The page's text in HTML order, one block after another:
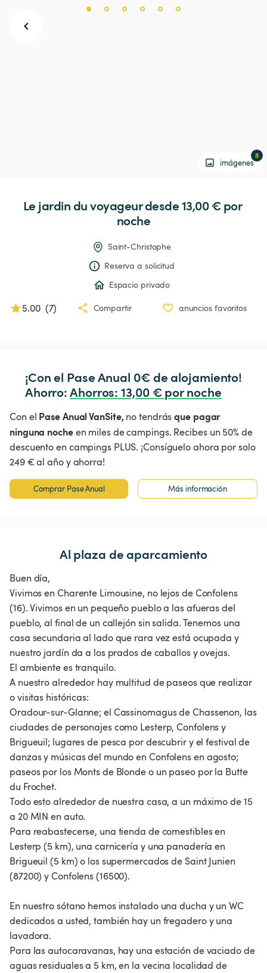
imágenes
8
Le jardinduvoyageur desde 13,00 € por
noche
Saint-Christophe
Reserva a solicitud
Espacio privado
5.00 (7) Compartir anuncios favoritos
¡Con el Pase Anual 0€ de alojamiento!
Ahorro: Ahorros: 13,00 € por noche
Con el Pase Anual VanSite, no tendrásque pagar
ninguna nocheen miles de campings. Recibes un 50% de
descuento en campings PLUS. ¡Consíguelo ahora por solo
249 € al año y ahorra!
Comprar Pase Anual Más información
Al plaza de aparcamiento
Buen día,
Vivimos en Charente Limousine, no lejos de Confolens
(16). Vivimos en un pequeño pueblo a las afueras del
pueblo, al final de un callejón sin salida. Tenemos una
casa secundaria al lado que rara vez está ocupada y
nuestro jardín da a los prados de caballos y ovejas.
El ambiente es tranquilo.
A nuestro alrededor hay multitud de paseos que realizar
o visitas históricas:
Oradour-sur-Glanne; el Cassinomagus de Chassenon, las
ciudades de personajes como Lesterp, Confolens y
Brigueuil; lugares de pesca por descubrir y el festival de
danzas y músicas del mundo en Confolens en agosto;
paseos por los Monts de Blonde o un paseo por la Butte
du Frochet.
Todo esto alrededor de nuestra casa, a un máximo de 15
a 20 MIN en auto.
Para reabastecerse, una tienda de comestibles en
Lesterp (5 km), una carnicería y una panadería en
Brigueuil (5 km) o los supermercados de Saint Junien
(87200) y Confolens (16500).
En nuestro sótano hemos instalado una ducha y un WC
dedicados a usted, también hay un fregadero y una
lavadora.
Para las autocaravanas, hay una estación de vaciado de
aguas residuales a 5 km, en la vecina localidad de